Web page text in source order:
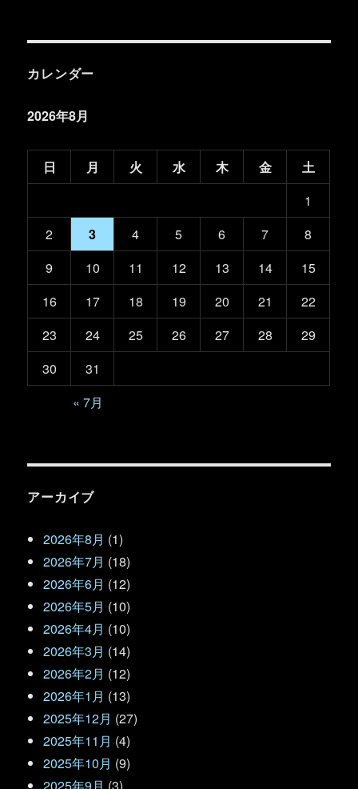
カレンダー
2026年8月
日 月 火 水 木 金
土
1
2
3 4 5 6 7
8
9
10 11 12 13 14
15
16
17 18 19 20 21
22
23
24 25 26 27 28
29
30
31
« 7月
アーカイブ
2026年8月 (1)
2026年7月 (18)
2026年6月 (12)
2026年5月 (10)
2026年4月 (10)
2026年3月 (14)
2026年2月 (12)
2026年1月 (13)
2025年12月 (27)
2025年11月 (4)
2025年10月 (9)